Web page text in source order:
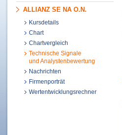
ALLIANZ SE NA O.N.
Kursdetails
Chart
Chartvergleich
Technische Signale
und Analystenbewertung
Nachrichten
Firmenporträt
Wertentwicklungsrechner